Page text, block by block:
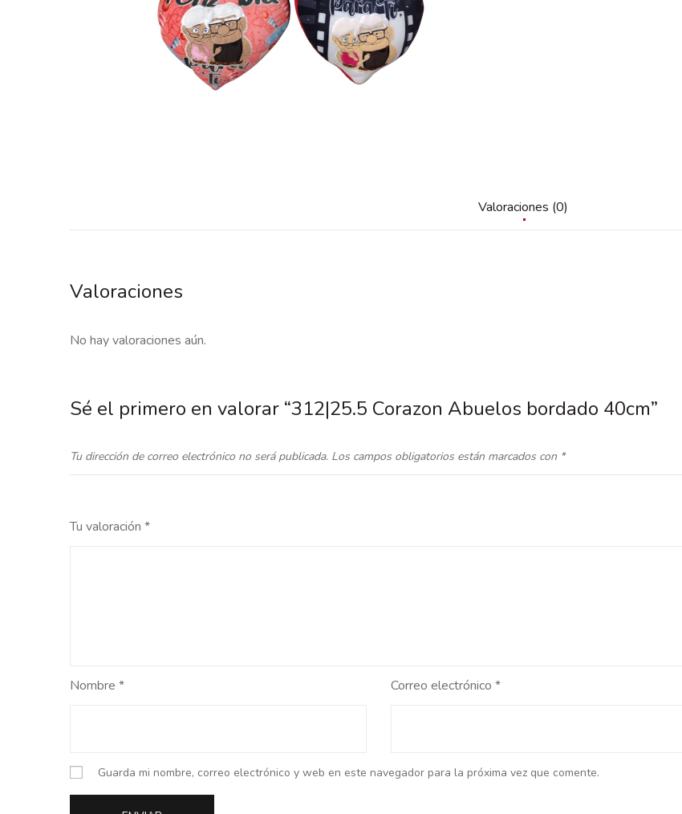
Valoraciones (0)
Valoraciones
No hay valoraciones aún.
Sé el primero en valorar “312|25.5 Corazon Abuelos bordado 40cm”
Tu dirección de correo electrónico no será publicada. Los campos obligatorios están marcados con *
Tu valoración *
Nombre * Correo electrónico *
Guarda mi nombre, correo electrónico y web en este navegador para la próxima vez que comente.